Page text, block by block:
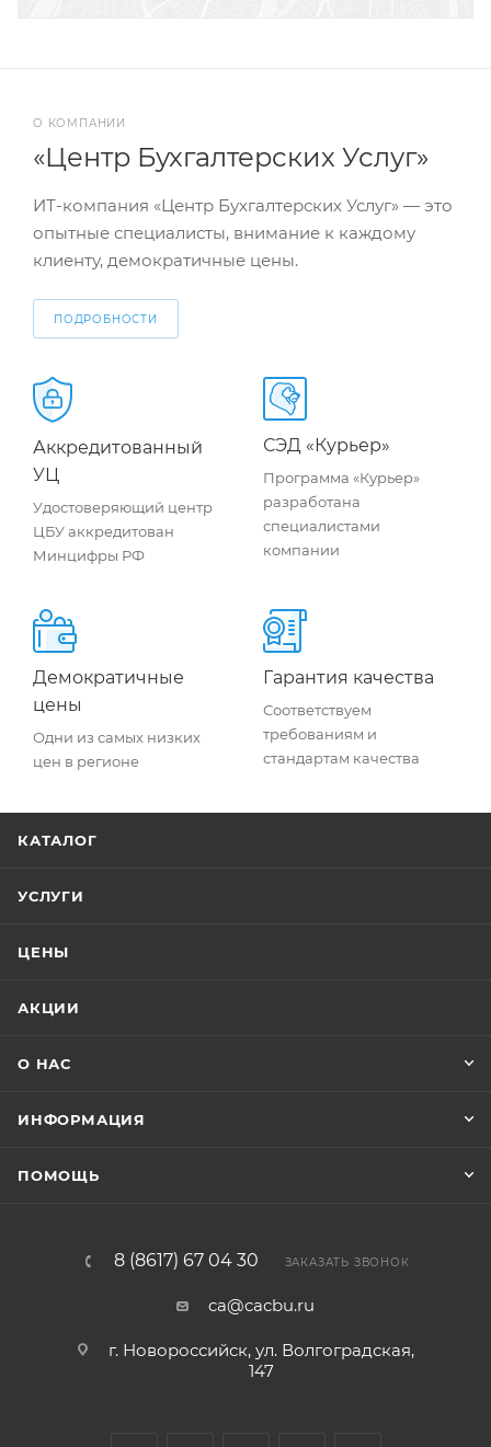
ИТ-компания «Центр Бухгалтерских Услуг» — это
опытные специалисты, внимание к каждому
клиенту, демократичные цены.
ПОДРОБНОСТИ
Аккредитованный
УЦ
Удостоверяющий центр
ЦБУ аккредитован
Минцифры РФ
СЭД «Курьер»
Программа «Курьер»
разработана
специалистами
компании
Демократичные
цены
Одни из самых низких
цен в регионе
Гарантия качества
Соответствуем
требованиям и
стандартам качества
О КОМПАНИИ
«Центр Бухгалтерских Услуг»
КАТАЛОГ
УСЛУГИ
ЦЕНЫ
АКЦИИ
О НАС
ИНФОРМАЦИЯ
ПОМОЩЬ
8 (8617) 67 04 30 ЗАКАЗАТЬ ЗВОНОК
ca@cacbu.ru
г. Новороссийск, ул. Волгоградская,
147